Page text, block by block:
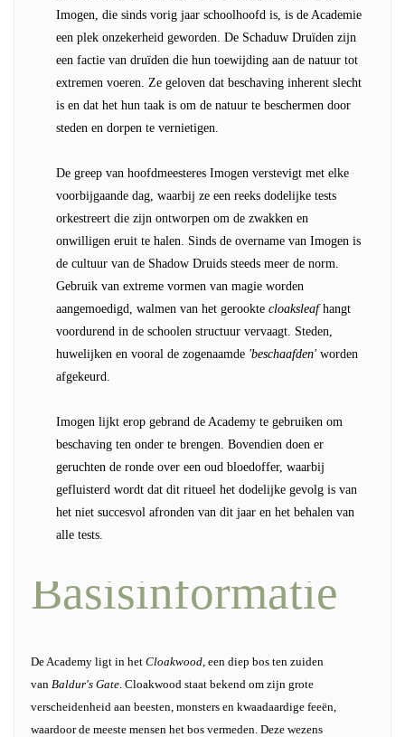
Imogen, die sinds vorig jaar schoolhoofd is, is de Academie
een plek onzekerheid geworden. De Schaduw Druïden zijn
een factie van druïden die hun toewijding aan de natuur tot
extremen voeren. Ze geloven dat beschaving inherent slecht
is en dat het hun taak is om de natuur te beschermen door
steden en dorpen te vernietigen.
De greep van hoofdmeesteres Imogen verstevigt met elke
voorbijgaande dag, waarbij ze een reeks dodelijke tests
orkestreert die zijn ontworpen om de zwakken en
onwilligen eruit te halen. Sinds de overname van Imogen is
de cultuur van de Shadow Druids steeds meer de norm.
Gebruik van extreme vormen van magie worden
aangemoedigd, walmen van het gerookte cloaksleafhangt
voordurend in de schoolen structuur vervaagt. Steden,
huwelijken en vooral de zogenaamde 'beschaafden' worden
afgekeurd.
Imogen lijkt erop gebrand de Academy te gebruiken om
beschaving ten onder te brengen. Bovendien doen er
geruchten de ronde over een oud bloedoffer, waarbij
gefluisterd wordt dat dit ritueel het dodelijke gevolg is van
het niet succesvol afronden van dit jaar en het behalen van
alle tests.
Basisinformatie
De Academy ligt in het Cloakwood, een diep bos ten zuiden
van Baldur's Gate. Cloakwood staat bekend om zijn grote
verscheidenheid aan beesten, monsters en kwaadaardige feeën,
waardoor de meeste mensen het bos vermeden. Deze wezens